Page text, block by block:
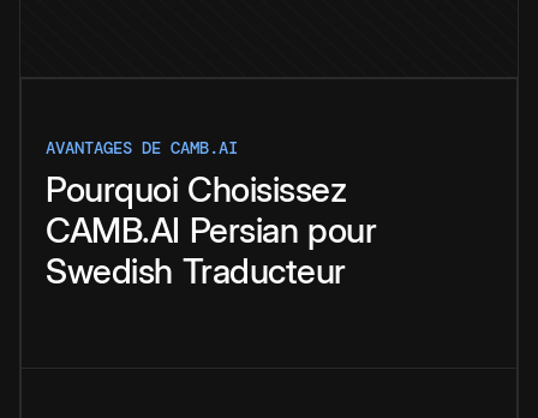
AVANTAGES DE CAMB.AI
Pourquoi Choisissez
CAMB.AI Persian pour
Swedish Traducteur